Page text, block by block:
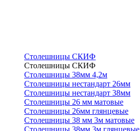
Столешницы СКИФ
Столешницы СКИФ
Столешницы 38мм 4,2м
Столешницы нестандарт 26мм
Столешницы нестандарт 38мм
Столешницы 26 мм матовые
Столешницы 26мм глянцевые
Столешницы 38 мм 3м матовые
Столешницы 38мм 3м глянцевые